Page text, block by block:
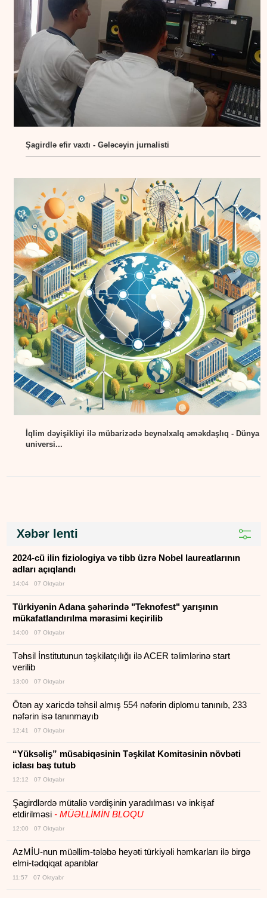
Şagirdlə efir vaxtı - Gələcəyin jurnalisti
İqlim dəyişikliyi ilə mübarizədə beynəlxalq əməkdaşlıq - Dünya
universi...
Xəbər lenti
2024-cü ilin fiziologiya və tibb üzrə Nobel laureatlarının
adları açıqlandı
14:04 07 Oktyabr
Türkiyənin Adana şəhərində "Teknofest" yarışının
mükafatlandırılma mərasimi keçirilib
14:00 07 Oktyabr
Təhsil İnstitutunun təşkilatçılığı ilə ACER təlimlərinə start
verilib
13:00 07 Oktyabr
Ötən ay xaricdə təhsil almış 554 nəfərin diplomu tanınıb, 233
nəfərin isə tanınmayıb
12:41 07 Oktyabr
“Yüksəliş” müsabiqəsinin Təşkilat Komitəsinin növbəti
iclası baş tutub
12:12 07 Oktyabr
Şagirdlərdə mütaliə vərdişinin yaradılması və inkişaf
etdirilməsi- MÜƏLLİMİN BLOQU
12:00 07 Oktyabr
AzMİU-nun müəllim-tələbə heyəti türkiyəli həmkarları ilə birgə
elmi-tədqiqat aparıblar
11:57 07 Oktyabr